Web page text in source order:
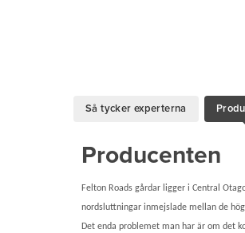
Så tycker experterna
Producenten
Felton Roads gårdar ligger i Central
nordsluttningar inmejslade mellan de
Det enda problemet man har är om det